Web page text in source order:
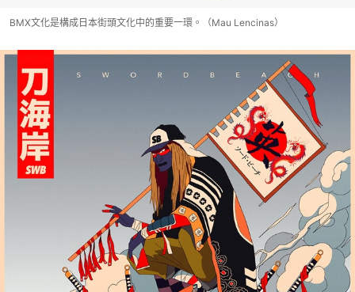
BMX文化是構成日本街頭文化中的重要一環。（Mau Lencinas）